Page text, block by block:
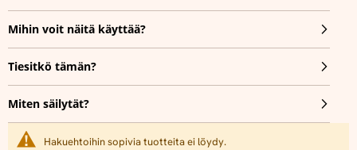
Mihin voit näitä käyttää?
Tiesitkö tämän?
Miten säilytät?
Hakuehtoihin sopivia tuotteita ei löydy.